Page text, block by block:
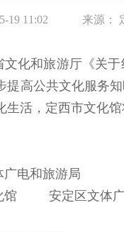
19 11:02 来源：
文化和旅游厅《关
提高公共文化服务
生活，定西市文化
广电和旅游局
化馆 安定区文